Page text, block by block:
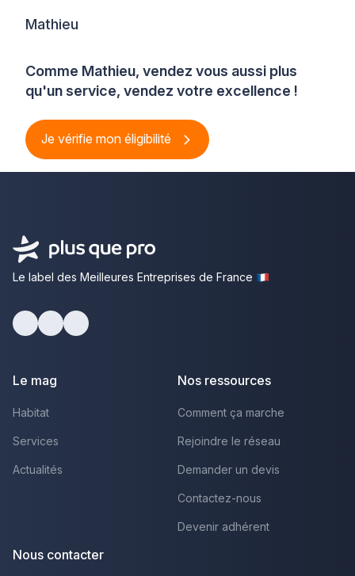
Comme Mathieu, vendez vous aussi plus
qu'un service, vendez votre excellence !
Je vérifie mon éligibilité
Mathieu
Le label des Meilleures Entreprises de France
Le mag
Habitat
Services
Actualités
Nos ressources
Comment ça marche
Rejoindre le réseau
Demander un devis
Contactez-nous
Devenir adhérent
Nous contacter